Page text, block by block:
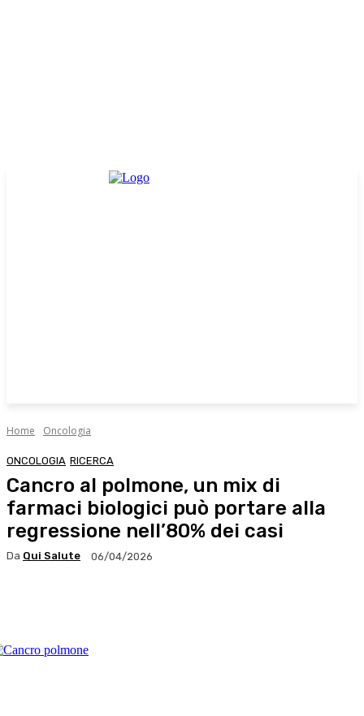
Home Oncologia
ONCOLOGIA RICERCA
Cancro al polmone, un mix di
farmaci biologici può portare alla
regressione nell’80% dei casi
Da Qui Salute 06/04/2026